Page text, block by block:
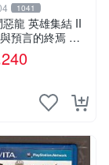
1041
惡龍 英雄集結 II
預言的終焉 日
240